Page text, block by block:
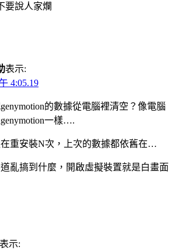
要說人家爛
表示:
4:05.19
的數據從電腦裡清空？像電腦
一樣….
重安裝N次，上次的數據都依舊在…
亂搞到什麼，開啟虛擬裝置就是白畫面
表示: